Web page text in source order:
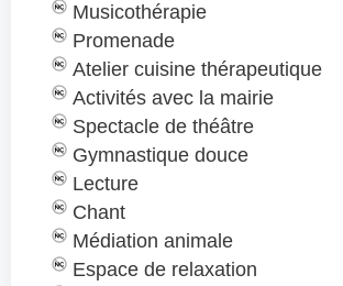
Musicothérapie
Promenade
Atelier cuisine thérapeutique
Activités avec la mairie
Spectacle de théâtre
Gymnastique douce
Lecture
Chant
Médiation animale
Espace de relaxation